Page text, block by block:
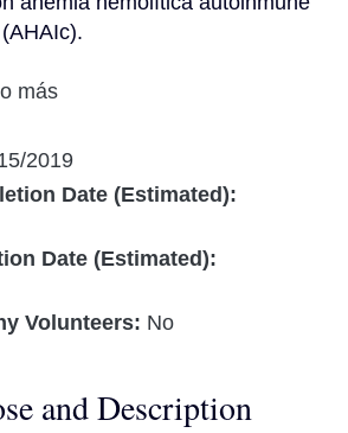
más
2019
Date (Estimated):
Date (Estimated):
Volunteers: No
and Description